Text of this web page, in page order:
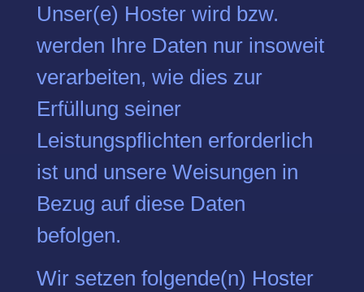
Unser(e) Hoster wird bzw.
werden Ihre Daten nur insoweit
verarbeiten, wie dies zur
Erfüllung seiner
Leistungspflichten erforderlich
ist und unsere Weisungen in
Bezug auf diese Daten
befolgen.
Wir setzen folgende(n) Hoster